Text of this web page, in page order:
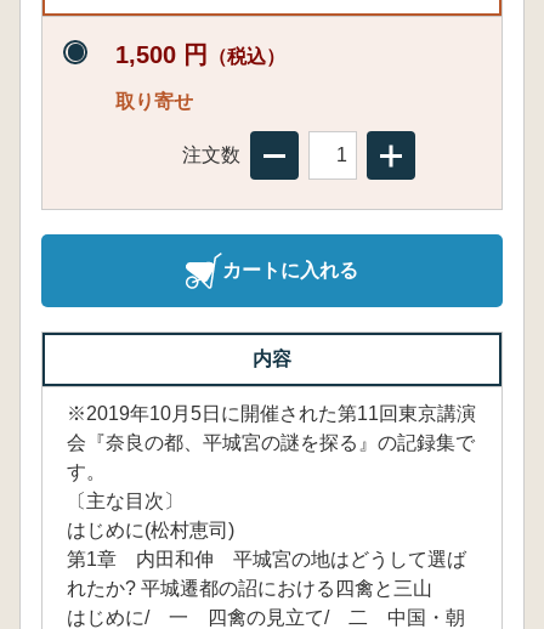
1,500 円 （税込）
取り寄せ
注文数
カートに入れる
内容
※2019年10月5日に開催された第11回東京講演
会『奈良の都、平城宮の謎を探る』の記録集で
す。
〔主な目次〕
はじめに(松村恵司)
第1章 内田和伸 平城宮の地はどうして選ば
れたか? 平城遷都の詔における四禽と三山
はじめに/ 一 四禽の見立て/ 二 中国・朝